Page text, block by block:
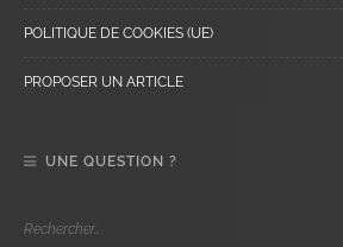
POLITIQUE DE COOKIES (UE)
PROPOSER UN ARTICLE
UNE QUESTION ?